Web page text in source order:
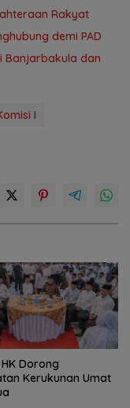
Rakyat
demi PAD
Banjarbakula dan
I
Dorong
Kerukunan Umat